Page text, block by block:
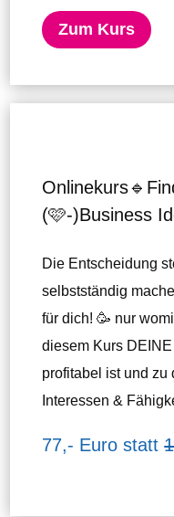
Zum Kurs
(🩷-)Business
Die Entscheidung
selbstständig
für dich! 🥳 nur
diesem Kurs
profitabel ist und zu
Interessen &
77,- Euro statt